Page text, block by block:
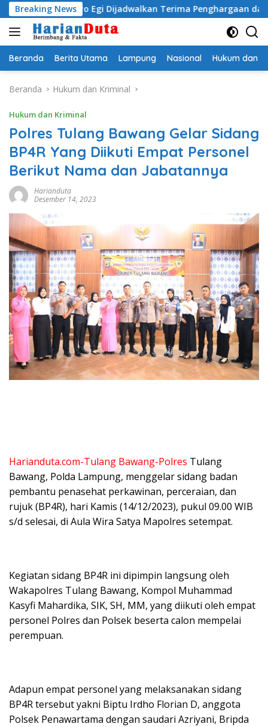
Langsung
ke
konten
Breaking News
Egi Dijadwalkan Terima Penghargaan dari HKBP
Beranda Berita Utama Lampung Nasional Hukum dan
Beranda Hukum dan Kriminal
Hukum dan Kriminal
Polres Tulang Bawang Gelar Sidang
BP4R Yang Diikuti Empat Personel
Berikut Nama dan Jabatannya
Harianduta
Desember 14, 2023
Harianduta.com-Tulang Bawang-Polres Tulang
Bawang, Polda Lampung, menggelar sidang badan
pembantu penasehat perkawinan, perceraian, dan
rujuk (BP4R), hari Kamis (14/12/2023), pukul 09.00 WIB
s/d selesai, di Aula Wira Satya Mapolres setempat.
Kegiatan sidang BP4R ini dipimpin langsung oleh
Wakapolres Tulang Bawang, Kompol Muhammad
Kasyfi Mahardika, SIK, SH, MM, yang diikuti oleh empat
personel Polres dan Polsek beserta calon mempelai
perempuan.
Adapun empat personel yang melaksanakan sidang
BP4R tersebut yakni Biptu Irdho Florian D, anggota
Polsek Penawartama dengan saudari Azriyani, Bripda